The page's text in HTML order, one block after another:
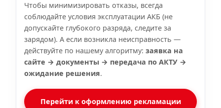
Чтобы минимизировать отказы, всегда
соблюдайте условия эксплуатации АКБ (не
допускайте глубокого разряда, следите за
зарядом). А если возникла неисправность —
действуйте по нашему алгоритму: заявка на
сайте → документы → передача по АКТУ →
ожидание решения.
Перейти к оформлению рекламации